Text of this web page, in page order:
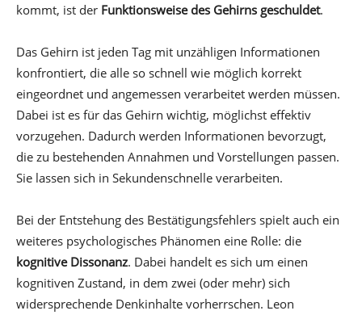
kommt, ist der Funktionsweise des Gehirns geschuldet.
Das Gehirn ist jeden Tag mit unzähligen Informationen
konfrontiert, die alle so schnell wie möglich korrekt
eingeordnet und angemessen verarbeitet werden müssen.
Dabei ist es für das Gehirn wichtig, möglichst effektiv
vorzugehen. Dadurch werden Informationen bevorzugt,
die zu bestehenden Annahmen und Vorstellungen passen.
Sie lassen sich in Sekundenschnelle verarbeiten.
Bei der Entstehung des Bestätigungsfehlers spielt auch ein
weiteres psychologisches Phänomen eine Rolle: die
kognitive Dissonanz. Dabei handelt es sich um einen
kognitiven Zustand, in dem zwei (oder mehr) sich
widersprechende Denkinhalte vorherrschen. Leon